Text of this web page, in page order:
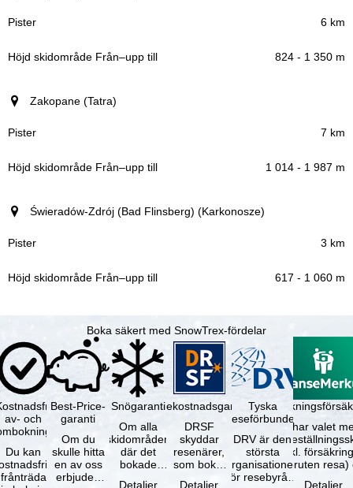
Pister
6 km
824 - 1 350 m
Zakopane (Tatra)
7 km
1 014 - 1 987 m
Świeradów-Zdrój (Bad Flinsberg) (Karkonosze)
3 km
617 - 1 060 m
Boka säkert med SnowTrex-fördelar
av- och
Du kan
frånträda
Best-Price-
garanti
Om du
skulle hitta
en av oss
erbjuden
Snögaranti
Om alla
skidområden
där det
bokade
Detaljer
Resekostnadsgaranti
DRSF
skyddar
resenärer,
som bokat
Detaljer
Tyska
reseförbundet
DRV är den
största
organisationen
för resebyråer
Du har valet
(inkl.
avbruten resa)
Detaljer